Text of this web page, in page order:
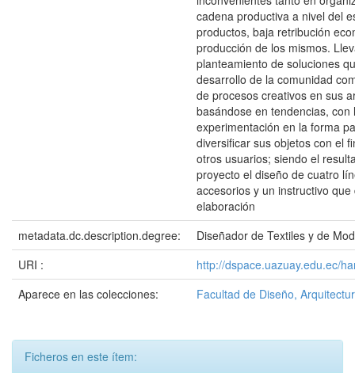
cadena productiva a nivel del
productos, baja retribución
producción de los mismos.
planteamiento de soluciones
desarrollo de la comunidad
de procesos creativos en sus
basándose en tendencias, con
experimentación en la forma
diversificar sus objetos con el
otros usuarios; siendo el
proyecto el diseño de cuatro
accesorios y un instructivo
elaboración
metadata.dc.description.degree:
Diseñador de Textiles y de
URI :
http://dspace.uazuay.edu.ec/
Aparece en las colecciones:
Facultad de Diseño,
Ficheros en este ítem: